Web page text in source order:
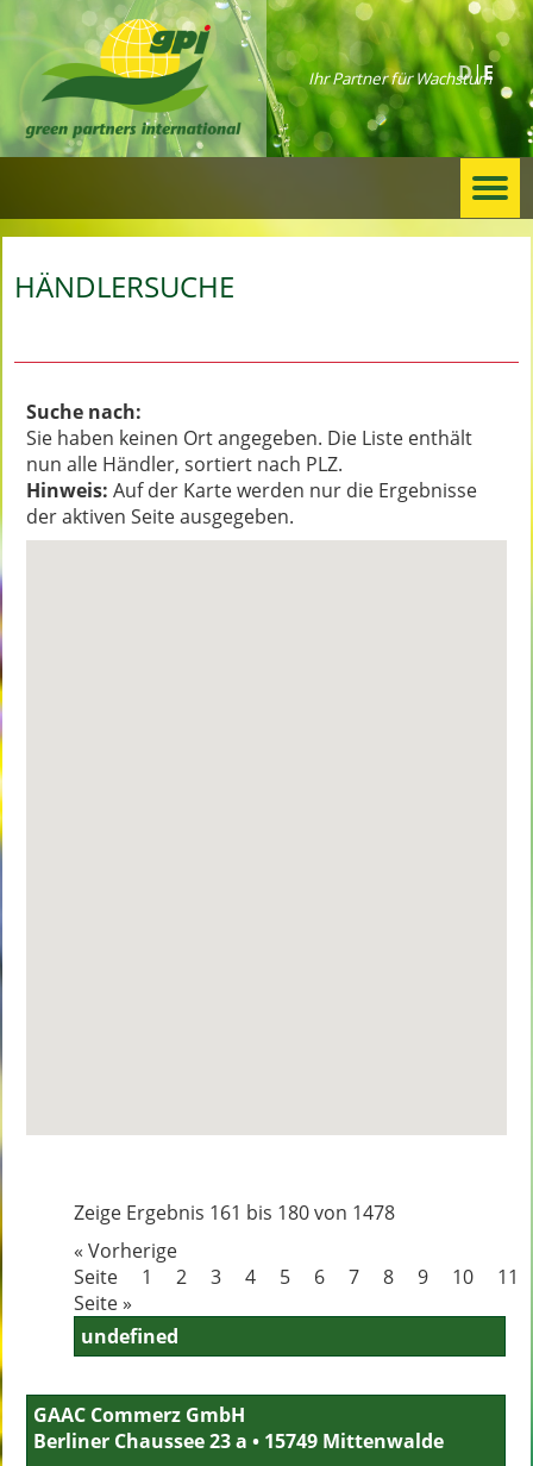
Ihr Partner für Wachstum
D E
HÄNDLERSUCHE
Suche nach:
Sie haben keinen Ort angegeben. Die Liste enthält
nun alle Händler, sortiert nach PLZ.
Hinweis: Auf der Karte werden nur die Ergebnisse
der aktiven Seite ausgegeben.
Zeige Ergebnis 161 bis 180 von 1478
« Vorherige
Seite
1 2 3 4 5 6 7 8 9 10
11
Seite »
undefined
GAAC Commerz GmbH
Berliner Chaussee 23 a • 15749 Mittenwalde